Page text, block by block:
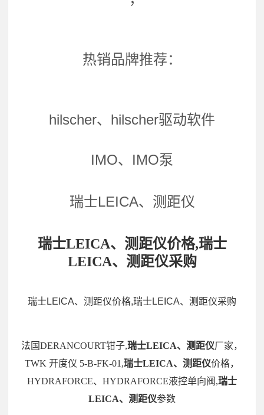
热销品牌推荐：
hilscher、hilscher驱动软件
IMO、IMO泵
瑞士LEICA、测距仪
瑞士LEICA、测距仪价格,瑞士
LEICA、测距仪采购
瑞士LEICA、测距仪价格,瑞士LEICA、测距仪采购
法国DERANCOURT钳子,瑞士LEICA、测距仪厂家，
TWK 开度仪 5-B-FK-01,瑞士LEICA、测距仪价格，
HYDRAFORCE、HYDRAFORCE液控单向阀,瑞士
LEICA、测距仪参数